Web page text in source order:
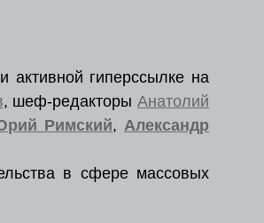
активной гиперссылке на
, шеф-редакторыАнатолий
Римский,Александр
в сфере массовых